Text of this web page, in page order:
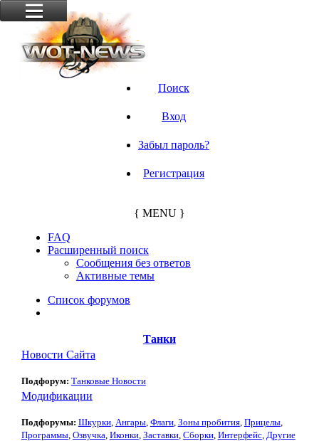
Поиск
Вход
Забыл пароль?
Регистрация
{ MENU }
FAQ
Расширенный поиск
Сообщения без ответов
Активные темы
Список форумов
Танки
Новости Сайта
Подфорум: Танковые Новости
Модификации
Подфорумы: Шкурки, Ангары, Флаги, Зоны пробития, Прицелы,
Программы, Озвучка, Иконки, Заставки, Сборки, Интерфейс, Другие